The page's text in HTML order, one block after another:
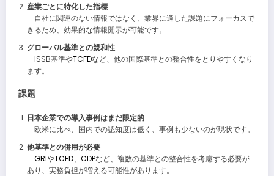
産業ごとに特化した指標
自社に関連のない情報ではなく、業界に適した課題にフォーカスで
きるため、効果的な情報開示が可能です。
グローバル基準との親和性
ISSB基準やTCFDなど、他の国際基準との整合性をとりやすくなり
ます。
課題
日本企業での導入事例はまだ限定的
欧米に比べ、国内での認知度は低く、事例も少ないのが現状です。
他基準との併用が必要
GRIやTCFD、 CDPなど、複数の基準との整合性を考慮する必要が
あり、実務負担が増える可能性があります。